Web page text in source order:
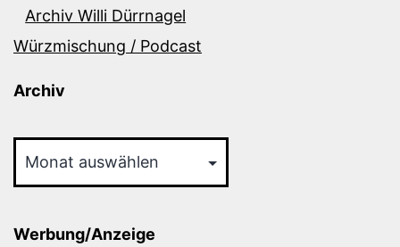
Archiv Willi Dürrnagel
Würzmischung / Podcast
Archiv
Werbung/Anzeige